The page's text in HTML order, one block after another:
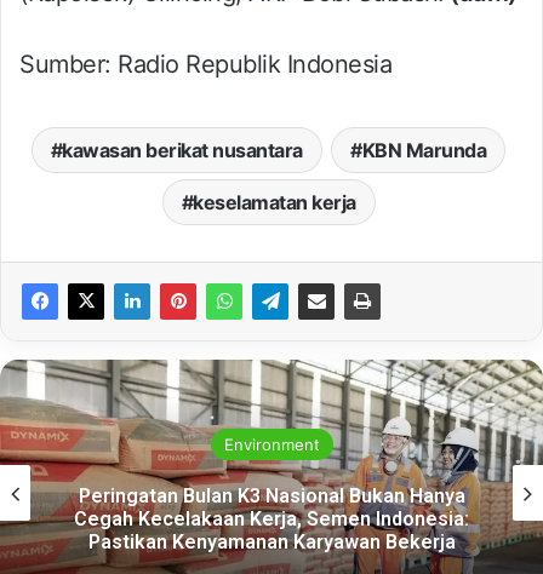
Sumber: Radio Republik Indonesia
kawasan berikat nusantara KBN Marunda
keselamatan kerja
Environment
Peringatan Bulan K3 Nasional Bukan Hanya
Cegah Kecelakaan Kerja, Semen Indonesia:
Pastikan Kenyamanan Karyawan Bekerja